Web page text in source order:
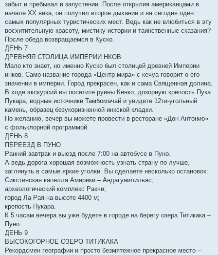
забыт и пребывал в запустении. После открытия американцами в
начале XX века, он получил второе дыхание и на сегодня один
самых популярных туристических мест. Ведь как не влюбиться в эту
восхитительную красоту, мистику истории и таинственные сказания?
После обеда возвращаемся в Куско.
ДЕНЬ 7
ДРЕВНЯЯ СТОЛИЦА ИМПЕРИИ НКОВ
Мало кто знает, но именно Куско был столицей древней Империи
инков. Само название города «Центр мира» с кечуа говорит о его
значении в империи. Город прекрасен, как и сама Священная долина.
В ходе экскурсий вы посетите руины Кенко, дозорную крепость Пука
Пукара, водные источники Тамбомачай и увидете 12ти-угольный
камень, образец безукоризненной инкской кладки.
По желанию, вечер вы можете провести в ресторане «Дон Антонио»
с фольклорной программой.
ДЕНЬ 8
ПЕРЕЕЗД В ПУНО
Ранний завтрак и выезд после 7:00 на автобусе в Пуно.
А ведь дорога хорошая возможность узнать страну по лучше,
заглянуть в самые яркие уголки. Вы сделаете несколько остановок:
Сикстинская капелла Америки – Андагуаилильяс;
археологический комплекс Ракчи;
город Ла Рая на высоте 4400 м;
крепость Пукара.
К 5 часам вечера вы уже будете в городе на берегу озера Титикака –
Пуно.
ДЕНЬ 9
ВЫСОКОГОРНОЕ ОЗЕРО ТИТИКАКА
Рекордсмен географии и просто безмятежное прекрасное место –